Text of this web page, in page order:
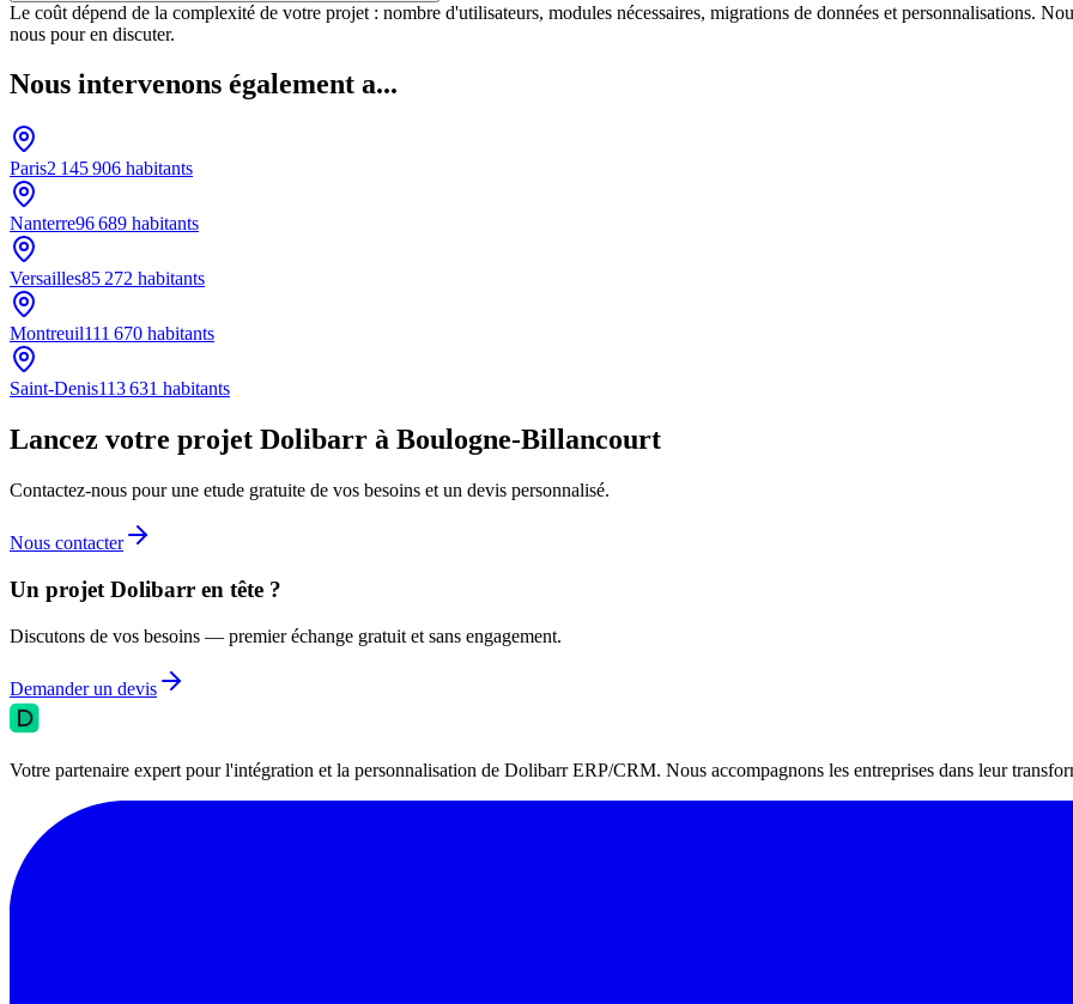
Le coût dépend de la complexité de votre projet : nombre d'utilisateurs, modules nécessaires, migrations de données et personnalisations.
nous pour en discuter.
Nous intervenons également a...
Paris2 145 906 habitants
Nanterre96 689 habitants
Versailles85 272 habitants
Montreuil111 670 habitants
Saint-Denis113 631 habitants
Lancez votre projet Dolibarr à Boulogne-Billancourt
Contactez-nous pour une etude gratuite de vos besoins et un devis personnalisé.
Nous contacter
Un projet Dolibarr en tête ?
Discutons de vos besoins — premier échange gratuit et sans engagement.
Demander un devis
Votre partenaire expert pour l'intégration et la personnalisation de Dolibarr ERP/CRM. Nous accompagnons les entreprises dans leur